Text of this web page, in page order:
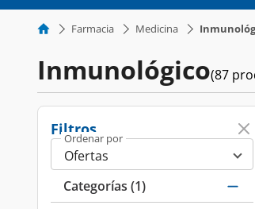
Farmacia Medicina
Inmunológico(87
Filtros
Ordenar por
Categorías (1)